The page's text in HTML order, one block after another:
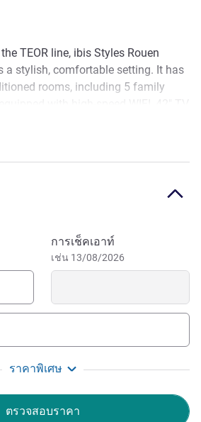
TEOR line, ibis Styles Rouen
a stylish, comfortable setting. It has
rooms, including 5 family
bathroom and separate WC. The
outdoor terrace and co-working
Styles Rouen Centre Rive Gauche
Horloge, Place du Vieux-Marché
of Fine Arts. Guests can access
and Le 106 concert hall in 10
Centre Rive Gauche hotel is 10 mins
downtown Rouen, Diochon
la Métropole. 8 mins from Jardin
to the A13.
Rouen Centre Rive Gauche. Enjoy
attentive team, in spacious, stylish
การเช็คเอาท์
เช่น 13/08/2026
ราคาพิเศษ
ตรวจสอบราคา